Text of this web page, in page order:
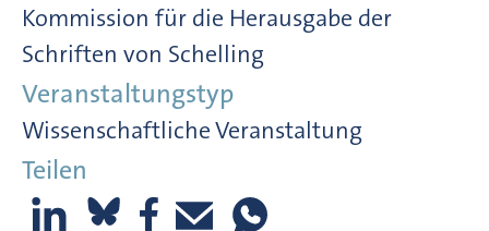
Kommission für die Herausgabe der
Schriften von Schelling
Veranstaltungstyp
Wissenschaftliche Veranstaltung
Teilen